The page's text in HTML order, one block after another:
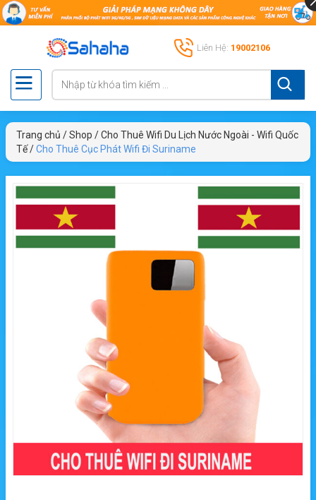
Liên Hệ: 19002106
Trang chủ /Shop /Cho Thuê Wifi Du Lịch Nước Ngoài - Wifi Quốc
Tế/Cho Thuê Cục Phát Wifi Đi Suriname